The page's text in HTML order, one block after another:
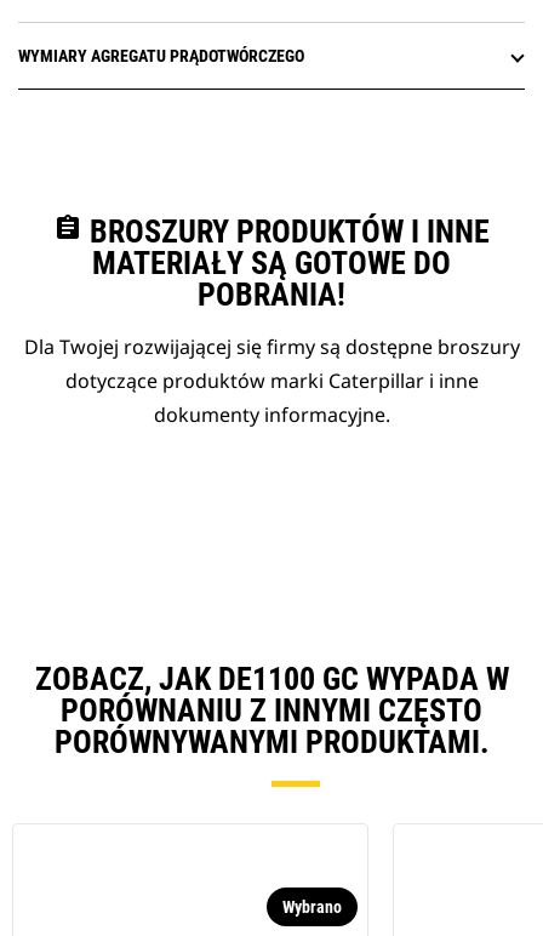
WYMIARY AGREGATU PRĄDOTWÓRCZEGO
assignment BROSZURY PRODUKTÓW I INNE
MATERIAŁY SĄ GOTOWE DO
POBRANIA!
Dla Twojej rozwijającej się firmy są dostępne broszury
dotyczące produktów marki Caterpillar i inne
dokumenty informacyjne.
ZOBACZ, JAK DE1100 GC WYPADA W
PORÓWNANIU Z INNYMI CZĘSTO
PORÓWNYWANYMI PRODUKTAMI.
Wybrano